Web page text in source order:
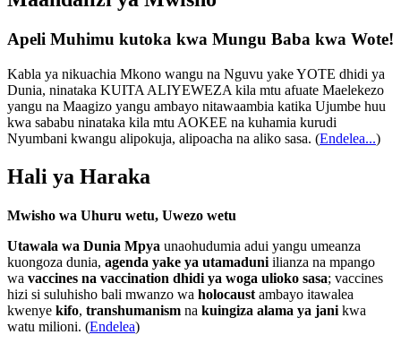
Apeli Muhimu kutoka kwa Mungu Baba kwa Wote!
Kabla ya nikuachia Mkono wangu na Nguvu yake YOTE dhidi ya
Dunia, ninataka KUITA ALIYEWEZA kila mtu afuate Maelekezo
yangu na Maagizo yangu ambayo nitawaambia katika Ujumbe huu
kwa sababu ninataka kila mtu AOKEE na kuhamia kurudi
Nyumbani kwangu alipokuja, alipoacha na aliko sasa. (Endelea...)
Hali ya Haraka
Mwisho wa Uhuru wetu, Uwezo wetu
Utawala wa Dunia Mpya unaohudumia adui yangu umeanza
kuongoza dunia, agenda yake ya utamaduni ilianza na mpango
wa vaccines na vaccination dhidi ya woga ulioko sasa; vaccines
hizi si suluhisho bali mwanzo wa holocaust ambayo itawalea
kwenye kifo, transhumanism na kuingiza alama ya jani kwa
watu milioni. (Endelea)